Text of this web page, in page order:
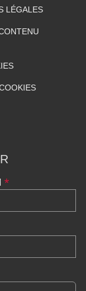
LÉGALES
*